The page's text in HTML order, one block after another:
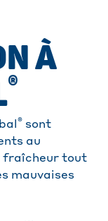
À
®
® sont
au
fraîcheur tout
mauvaises